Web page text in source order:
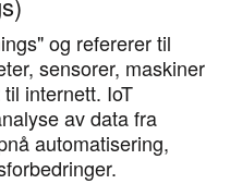
og refererer til
sensorer, maskiner
internett. IoT
av data fra
automatisering,